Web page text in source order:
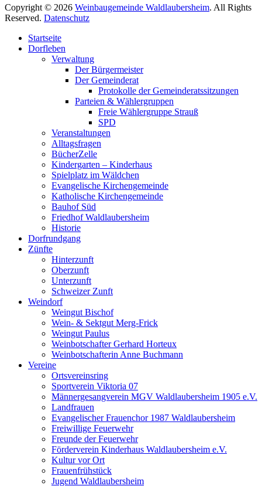
Copyright © 2026 Weinbaugemeinde Waldlaubersheim. All Rights
Reserved. Datenschutz
oben
scrollen
Startseite
Dorfleben
Verwaltung
Der Bürgermeister
Der Gemeinderat
Protokolle der Gemeinderatssitzungen
Parteien & Wählergruppen
Freie Wählergruppe Strauß
SPD
Veranstaltungen
Alltagsfragen
BücherZelle
Kindergarten – Kinderhaus
Spielplatz im Wäldchen
Evangelische Kirchengemeinde
Katholische Kirchengemeinde
Bauhof Süd
Friedhof Waldlaubersheim
Historie
Dorfrundgang
Zünfte
Hinterzunft
Oberzunft
Unterzunft
Schweizer Zunft
Weindorf
Weingut Bischof
Wein- & Sektgut Merg-Frick
Weingut Paulus
Weinbotschafter Gerhard Horteux
Weinbotschafterin Anne Buchmann
Vereine
Ortsvereinsring
Sportverein Viktoria 07
Männergesangverein MGV Waldlaubersheim 1905 e.V.
Landfrauen
Evangelischer Frauenchor 1987 Waldlaubersheim
Freiwillige Feuerwehr
Freunde der Feuerwehr
Förderverein Kinderhaus Waldlaubersheim e.V.
Kultur vor Ort
Frauenfrühstück
Jugend Waldlaubersheim